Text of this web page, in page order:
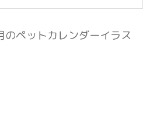
ペットカレンダーイラス